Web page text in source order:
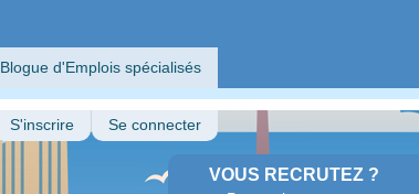
Blogue d'Emplois spécialisés
VOUS RECRUTEZ ?
S'inscrire Se connecter